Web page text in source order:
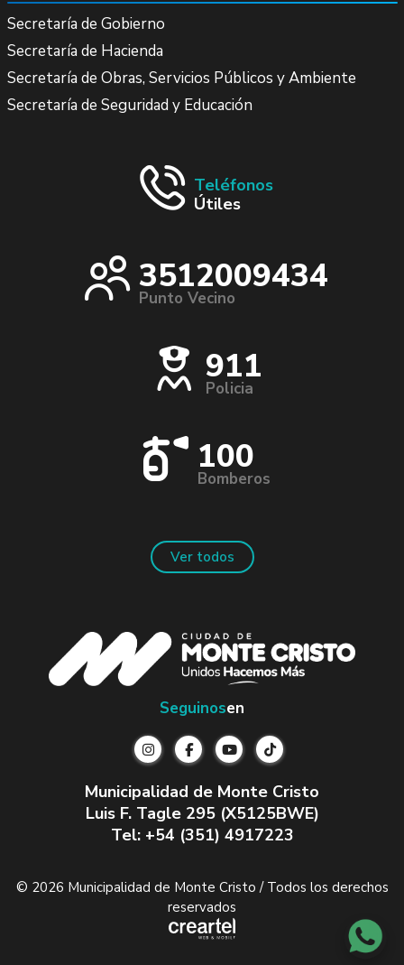
Secretaría de Gobierno
Secretaría de Hacienda
Secretaría de Obras, Servicios Públicos y Ambiente
Secretaría de Seguridad y Educación
Teléfonos
Útiles
3512009434
Punto Vecino
911
Policia
100
Bomberos
Ver todos
Seguinosen
Municipalidad de Monte Cristo
Luis F. Tagle 295 (X5125BWE)
Tel: +54 (351) 4917223
© 2026 Municipalidad de Monte Cristo / Todos los derechos
reservados